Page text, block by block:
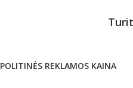
POLITINĖS REKLAMOS KAINA